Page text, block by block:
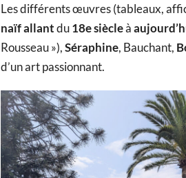
Les différents œuvres (tableaux,
naïf allantdu18e siècleà
Rousseau »),Séraphine, Bauchant,
d’un art passionnant.